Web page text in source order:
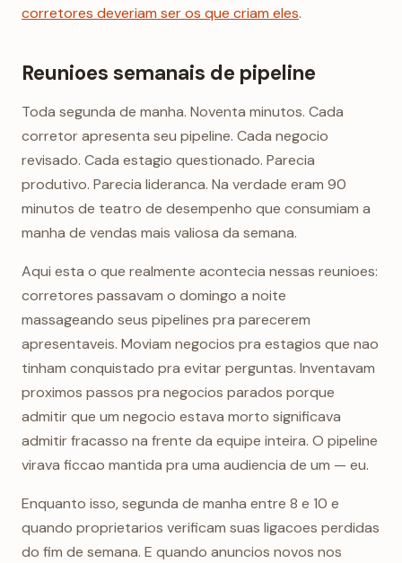
corretores deveriam ser os que criam eles.
Reunioes semanais de pipeline
Toda segunda de manha. Noventa minutos. Cada
corretor apresenta seu pipeline. Cada negocio
revisado. Cada estagio questionado. Parecia
produtivo. Parecia lideranca. Na verdade eram 90
minutos de teatro de desempenho que consumiam a
manha de vendas mais valiosa da semana.
Aqui esta o que realmente acontecia nessas reunioes:
corretores passavam o domingo a noite
massageando seus pipelines pra parecerem
apresentaveis. Moviam negocios pra estagios que nao
tinham conquistado pra evitar perguntas. Inventavam
proximos passos pra negocios parados porque
admitir que um negocio estava morto significava
admitir fracasso na frente da equipe inteira. O pipeline
virava ficcao mantida pra uma audiencia de um — eu.
Enquanto isso, segunda de manha entre 8 e 10 e
quando proprietarios verificam suas ligacoes perdidas
do fim de semana. E quando anuncios novos nos